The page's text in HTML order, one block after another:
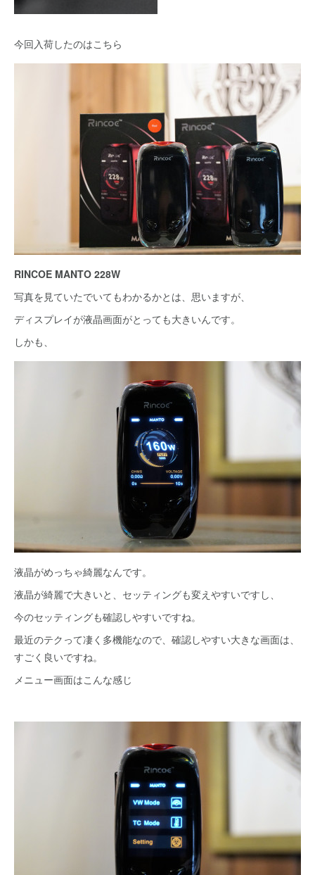
今回入荷したのはこちら
RINCOE MANTO 228W
写真を見ていたでいてもわかるかとは、思いますが、
ディスプレイが液晶画面がとっても大きいんです。
しかも、
液晶がめっちゃ綺麗なんです。
液晶が綺麗で大きいと、セッティングも変えやすいですし、
今のセッティングも確認しやすいですね。
最近のテクって凄く多機能なので、確認しやすい大きな画面は、
すごく良いですね。
メニュー画面はこんな感じ